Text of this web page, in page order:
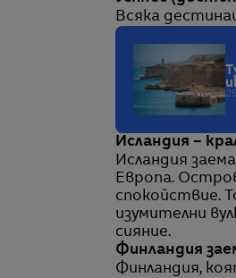
Всяка
Исландия –
Исландия
Европа.
спокойствие.
изумителни
сияние.
Финландия
Финландия,